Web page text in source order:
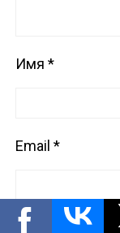
Имя*
Email*
Сайт